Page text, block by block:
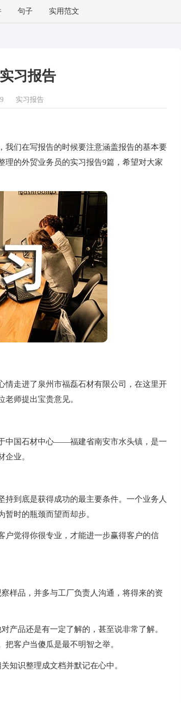
句子 实用范文
习报告
实习报告
们在写报告的时候要注意涵盖报告的基本要
的外贸业务员的实习报告9篇，希望对大家
走进了泉州市福磊石材有限公司，在这里开
师提出宝贵意见。
国石材中心——福建省南安市水头镇，是一
业。
底是获得成功的最主要条件。一个业务人
时的瓶颈而望而却步。
觉得你很专业，才能进一步赢得客户的信
品，并多与工厂负责人沟通，将得来的资
品还是有一定了解的，甚至说非常了解。
客户当傻瓜是最不明智之举。
识整理成文档并默记在心中。